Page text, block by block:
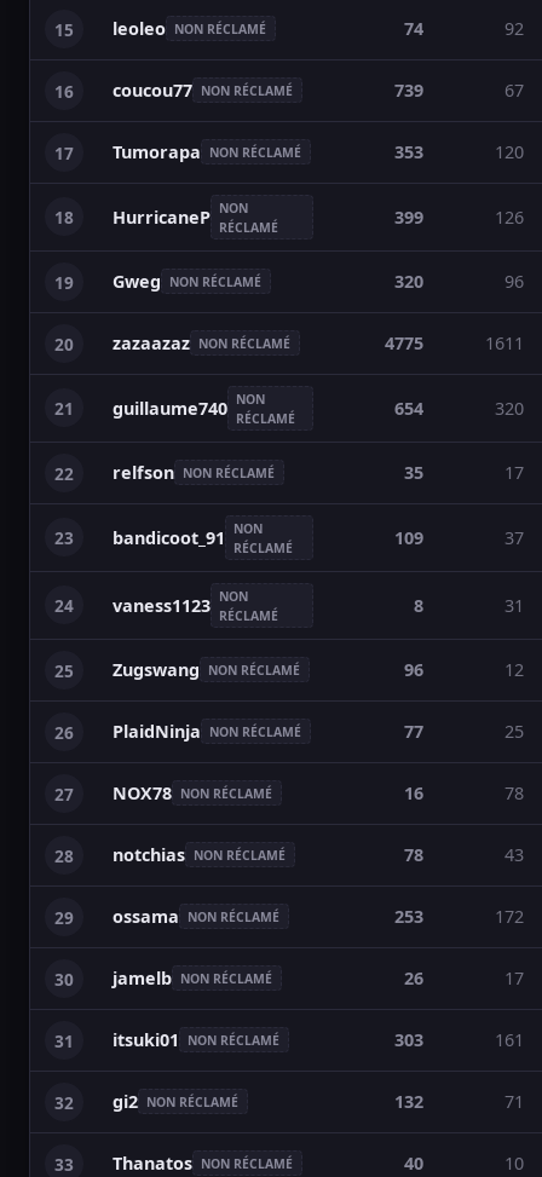
15 leoleo NON RÉCLAMÉ 74 92
16 coucou77 NON RÉCLAMÉ 739 67
17 Tumorapa NON RÉCLAMÉ 353 120
18 HurricaneP NON
RÉCLAMÉ
399 126
19 Gweg NON RÉCLAMÉ 320 96
20 zazaazaz NON RÉCLAMÉ 4775 1611
21 guillaume740 NON
RÉCLAMÉ
654 320
22 relfson NON RÉCLAMÉ 35 17
23 bandicoot_91
NON
RÉCLAMÉ
109 37
24 vaness1123 NON
RÉCLAMÉ
8 31
25 Zugswang NON RÉCLAMÉ 96 12
26 PlaidNinja NON RÉCLAMÉ 77 25
27 NOX78 NON RÉCLAMÉ 16 78
28 notchias NON RÉCLAMÉ 78 43
29 ossama NON RÉCLAMÉ 253 172
30 jamelb NON RÉCLAMÉ 26 17
31 itsuki01 NON RÉCLAMÉ 303 161
32 gi2 NON RÉCLAMÉ 132 71
33 Thanatos NON RÉCLAMÉ 40 10